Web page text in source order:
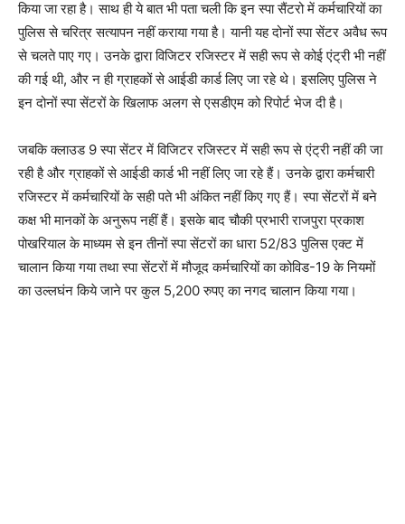
किया जा रहा है। साथ ही ये बात भी पता चली कि इन स्पा सैंटरो में कर्मचारियों का
पुलिस से चरित्र सत्यापन नहीं कराया गया है। यानी यह दोनों स्पा सेंटर अवैध रूप
से चलते पाए गए। उनके द्वारा विजिटर रजिस्टर में सही रूप से कोई एंट्री भी नहीं
की गई थी, और न ही ग्राहकों से आईडी कार्ड लिए जा रहे थे। इसलिए पुलिस ने
इन दोनों स्पा सेंटरों के खिलाफ अलग से एसडीएम को रिपोर्ट भेज दी है।
जबकि क्लाउड 9 स्पा सेंटर में विजिटर रजिस्टर में सही रूप से एंट्री नहीं की जा
रही है और ग्राहकों से आईडी कार्ड भी नहीं लिए जा रहे हैं। उनके द्वारा कर्मचारी
रजिस्टर में कर्मचारियों के सही पते भी अंकित नहीं किए गए हैं। स्पा सेंटरों में बने
कक्ष भी मानकों के अनुरूप नहीं हैं। इसके बाद चौकी प्रभारी राजपुरा प्रकाश
पोखरियाल के माध्यम से इन तीनों स्पा सेंटरों का धारा 52/83 पुलिस एक्ट में
चालान किया गया तथा स्पा सेंटरों में मौजूद कर्मचारियों का कोविड-19 के नियमों
का उल्लघंन किये जाने पर कुल 5,200 रुपए का नगद चालान किया गया।